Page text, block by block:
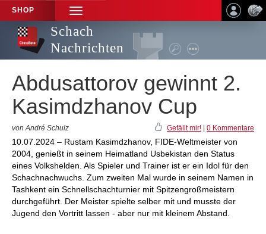
SHOP
TOGGLE
NAVIGATION
Schach
Nachrichten
Abdusattorov gewinnt 2.
Kasimdzhanov Cup
von André Schulz Gefällt mir! 0 Kommentare
10.07.2024 – Rustam Kasimdzhanov, FIDE-Weltmeister von
2004, genießt in seinem Heimatland Usbekistan den Status
eines Volkshelden. Als Spieler und Trainer ist er ein Idol für den
Schachnachwuchs. Zum zweiten Mal wurde in seinem Namen in
Tashkent ein Schnellschachturnier mit Spitzengroßmeistern
durchgeführt. Der Meister spielte selber mit und musste der
Jugend den Vortritt lassen - aber nur mit kleinem Abstand.